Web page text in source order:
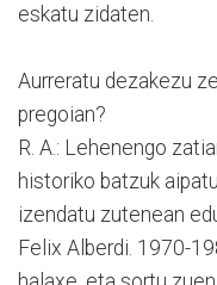
eskatu zidaten.
Aurreratu dezakezu
pregoian?
R. A.: Lehenengo
historiko batzuk
izendatu zutenean
Felix Alberdi. 1970-